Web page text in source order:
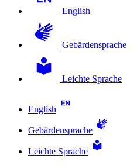
English
Gebärdensprache
Leichte Sprache
English
Gebärdensprache
Leichte Sprache